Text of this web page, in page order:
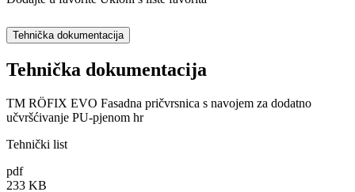
Tehnička dokumentacija
Tehnička dokumentacija
TM RÖFIX EVO Fasadna pričvrsnica s navojem za dodatno
učvršćivanje PU-pjenom hr
Tehnički list
pdf
233 KB